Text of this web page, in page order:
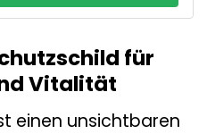
für
Vitalität
einen unsichtbaren